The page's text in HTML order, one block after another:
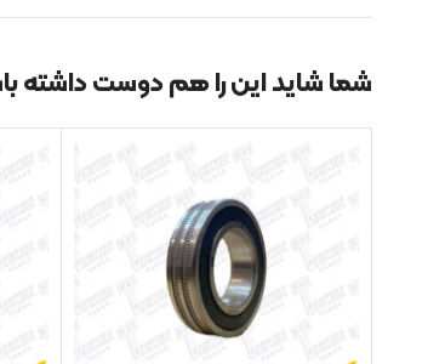
شما شاید این را هم دوست داشته